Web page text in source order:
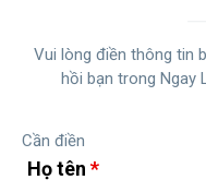
Vui lòng điền thông tin
hồi bạn trong Ngay
Cần điền
Họ tên *